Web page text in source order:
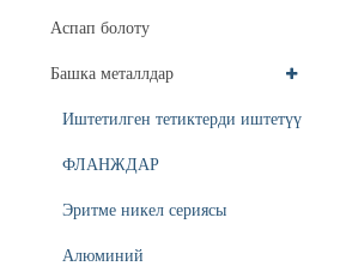
Аспап болоту
Башка металлдар
Иштетилген тетиктерди иштетүү
ФЛАНЖДАР
Эритме никел сериясы
Алюминий